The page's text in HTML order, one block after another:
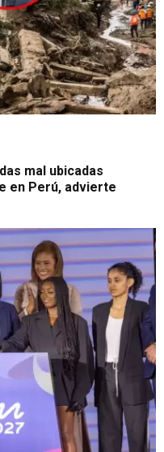
mal ubicadas
en Perú, advierte